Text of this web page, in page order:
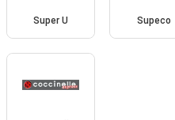
Super U Supeco